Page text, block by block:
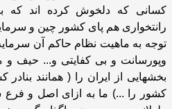
کسانی که دلخوش کرده اند که
رانتخواری هم پای کشور چین و
توجه به ماهیت نظام حاکم آن
وپورسانت و بی کفایتی و... حیف
بخشهایی از ایران را ( همانند
کشور را ...) ما به ازای اصل و فرع